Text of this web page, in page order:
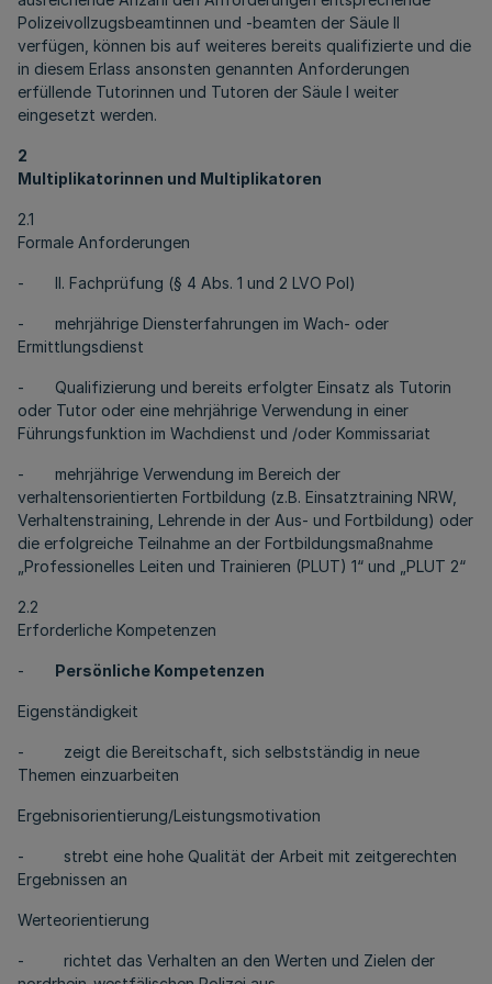
Polizeivollzugsbeamtinnen und -beamten der Säule II
verfügen, können bis auf weiteres bereits qualifizierte und die
in diesem Erlass ansonsten genannten Anforderungen
erfüllende Tutorinnen und Tutoren der Säule I weiter
eingesetzt werden.
2
Multiplikatorinnen und Multiplikatoren
2.1
Formale Anforderungen
- II. Fachprüfung (§ 4 Abs. 1 und 2 LVO Pol)
- mehrjährige Diensterfahrungen im Wach- oder
Ermittlungsdienst
- Qualifizierung und bereits erfolgter Einsatz als Tutorin
oder Tutor oder eine mehrjährige Verwendung in einer
Führungsfunktion im Wachdienst und /oder Kommissariat
- mehrjährige Verwendung im Bereich der
verhaltensorientierten Fortbildung (z.B. Einsatztraining NRW,
Verhaltenstraining, Lehrende in der Aus- und Fortbildung) oder
die erfolgreiche Teilnahme an der Fortbildungsmaßnahme
„Professionelles Leiten und Trainieren (PLUT) 1“ und „PLUT 2“
2.2
Erforderliche Kompetenzen
- Persönliche Kompetenzen
Eigenständigkeit
- zeigt die Bereitschaft, sich selbstständig in neue
Themen einzuarbeiten
Ergebnisorientierung/Leistungsmotivation
- strebt eine hohe Qualität der Arbeit mit zeitgerechten
Ergebnissen an
Werteorientierung
- richtet das Verhalten an den Werten und Zielen der